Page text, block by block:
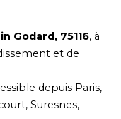
Godard, 75116, à
et de
depuis Paris,
Suresnes,